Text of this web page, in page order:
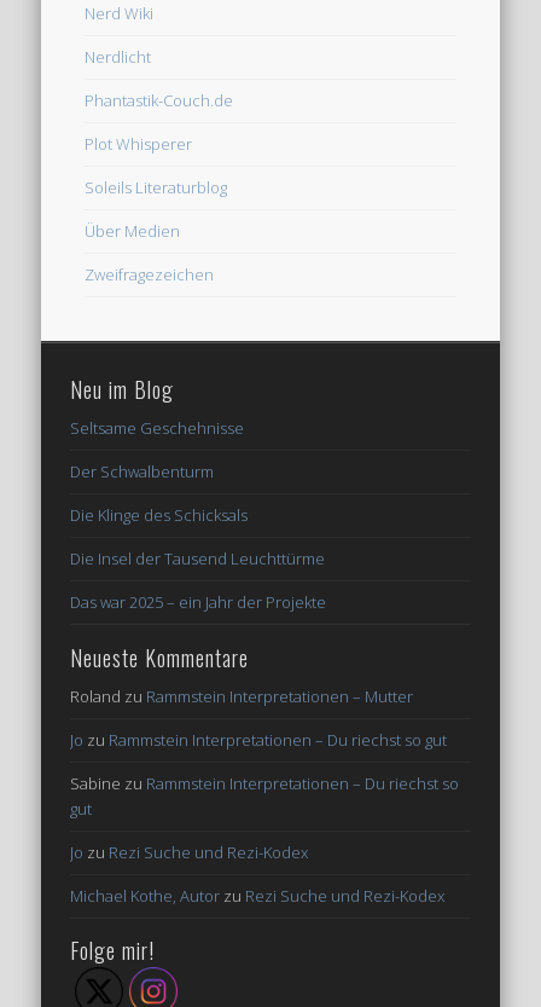
Nerd Wiki
Nerdlicht
Phantastik-Couch.de
Plot Whisperer
Soleils Literaturblog
Über Medien
Zweifragezeichen
Neu im Blog
Seltsame Geschehnisse
Der Schwalbenturm
Die Klinge des Schicksals
Die Insel der Tausend Leuchttürme
Das war 2025 – ein Jahr der Projekte
Neueste Kommentare
Roland zu Rammstein Interpretationen – Mutter
Jo zu Rammstein Interpretationen – Du riechst so gut
Sabine zu Rammstein Interpretationen – Du riechst so
gut
Jo zu Rezi Suche und Rezi-Kodex
Michael Kothe, Autor zu Rezi Suche und Rezi-Kodex
Folge mir!